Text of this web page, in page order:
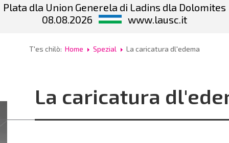
Plata dla Union Generela di Ladins dla Dolomites
08.08.2026
www.lausc.it
T'es chilò: Home Spezial La caricatura dl'edema
La caricatura